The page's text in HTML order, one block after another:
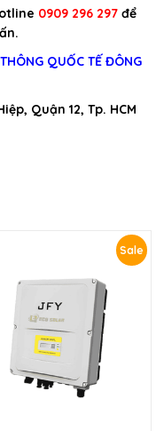
0909 296 297 để
QUỐC TẾ ĐÔNG
Quận 12, Tp. HCM
Sale